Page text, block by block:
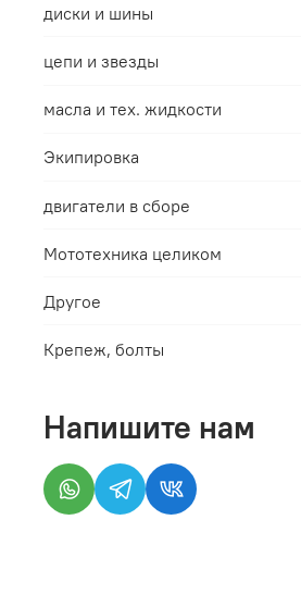
диски и шины
цепи и звезды
масла и тех. жидкости
Экипировка
двигатели в сборе
Мототехника целиком
Другое
Крепеж, болты
Напишите нам